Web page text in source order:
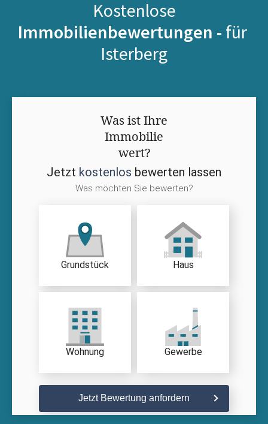
Kostenlose
Immobilienbewertungen - für
Isterberg
Was ist Ihre
Immobilie
wert?
Jetzt kostenlos bewerten lassen
Was möchten Sie bewerten?
Grundstück Haus
Wohnung Gewerbe
Jetzt Bewertung anfordern